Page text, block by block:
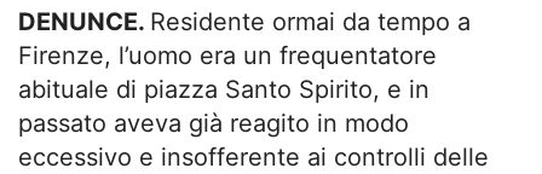
DENUNCE. Residente ormai da tempo a
Firenze, l’uomo era un frequentatore
abituale di piazza Santo Spirito, e in
passato aveva già reagito in modo
eccessivo e insofferente ai controlli delle